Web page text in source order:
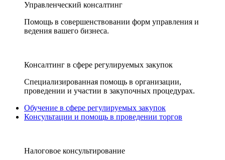
Управленческий консалтинг
Помощь в совершенствовании форм управления и
ведения вашего бизнеса.
Консалтинг в сфере регулируемых закупок
Специализированная помощь в организации,
проведении и участии в закупочных процедурах.
Обучение в сфере регулируемых закупок
Консультации и помощь в проведении торгов
Налоговое консультирование